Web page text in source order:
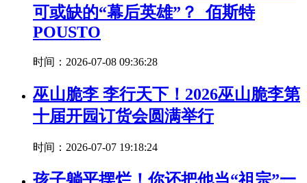
可或缺的“幕后英雄”？_佰斯特
POUSTO
时间：2026-07-08 09:36:28
巫山脆李 李行天下！2026巫山脆李第
十届开园订货会圆满举行
时间：2026-07-07 19:18:24
孩子躺平摆烂！你还把他当“祖宗”一